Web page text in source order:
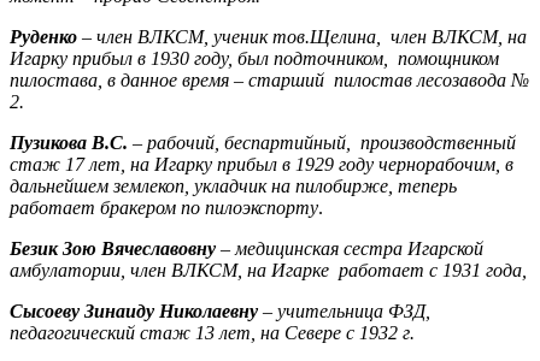
Руденко – член ВЛКСМ, ученик тов.Щелина, член ВЛКСМ, на
Игарку прибыл в 1930 году, был подточником, помощником
пилостава, в данное время – старший пилостав лесозавода №
2.
Пузикова В.С. – рабочий, беспартийный, производственный
стаж 17 лет, на Игарку прибыл в 1929 году чернорабочим, в
дальнейшем землекоп, укладчик на пилобирже, теперь
работает бракером по пилоэкспорту.
Безик Зою Вячеславовну – медицинская сестра Игарской
амбулатории, член ВЛКСМ, на Игарке работает с 1931 года,
Сысоеву Зинаиду Николаевну – учительница ФЗД,
педагогический стаж 13 лет, на Севере с 1932 г.